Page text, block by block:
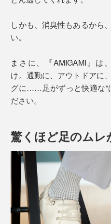
しかも、消臭性もあるから
い。
まさに、『AMIGAMI』は
け。通勤に、アウトドアに
グに……足がずっと快適な“
ださい。
驚くほど足のムレ